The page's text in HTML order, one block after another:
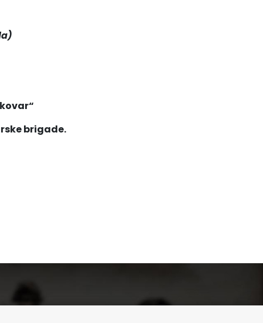
brigade.